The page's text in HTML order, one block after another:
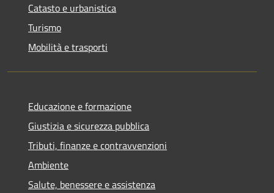
Catasto e urbanistica
Turismo
Mobilità e trasporti
Educazione e formazione
Giustizia e sicurezza pubblica
Tributi, finanze e contravvenzioni
Ambiente
Salute, benessere e assistenza